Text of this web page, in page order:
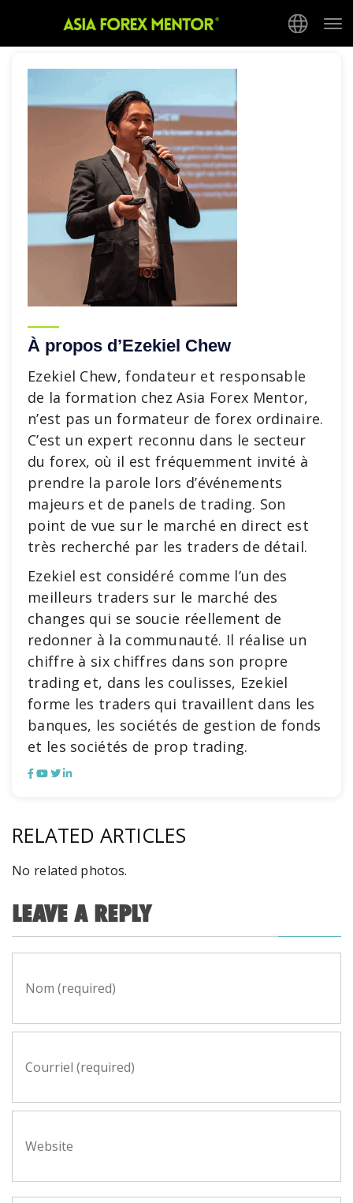
À propos d’Ezekiel Chew
Ezekiel Chew, fondateur et responsable
de la formation chez Asia Forex Mentor,
n’est pas un formateur de forex ordinaire.
C’est un expert reconnu dans le secteur
du forex, où il est fréquemment invité à
prendre la parole lors d’événements
majeurs et de panels de trading. Son
point de vue sur le marché en direct est
très recherché par les traders de détail.
Ezekiel est considéré comme l’un des
meilleurs traders sur le marché des
changes qui se soucie réellement de
redonner à la communauté. Il réalise un
chiffre à six chiffres dans son propre
trading et, dans les coulisses, Ezekiel
forme les traders qui travaillent dans les
banques, les sociétés de gestion de fonds
et les sociétés de prop trading.
RELATED ARTICLES
No related photos.
LEAVE A REPLY